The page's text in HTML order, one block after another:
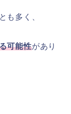
も多く、
可能性があり